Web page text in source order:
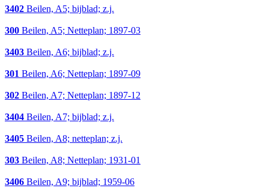
3402 Beilen, A5; bijblad; z.j.
300 Beilen, A5; Netteplan; 1897-03
3403 Beilen, A6; bijblad; z.j.
301 Beilen, A6; Netteplan; 1897-09
302 Beilen, A7; Netteplan; 1897-12
3404 Beilen, A7; bijblad; z.j.
3405 Beilen, A8; netteplan; z.j.
303 Beilen, A8; Netteplan; 1931-01
3406 Beilen, A9; bijblad; 1959-06